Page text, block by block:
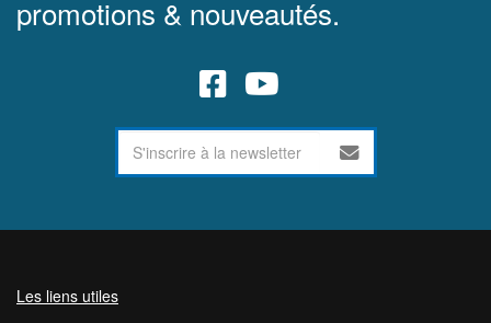
promotions & nouveautés.
Les liens utiles